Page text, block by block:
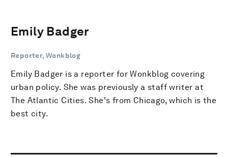
Emily Badger
Reporter, Wonkblog
Emily Badger is a reporter for Wonkblog covering
urban policy. She was previously a staff writer at
The Atlantic Cities. She's from Chicago, which is the
best city.